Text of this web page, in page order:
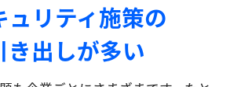
ュリティ施策の
き出しが多い